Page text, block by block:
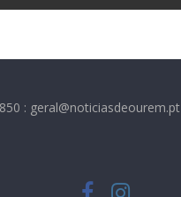
: geral@noticiasdeourem.pt